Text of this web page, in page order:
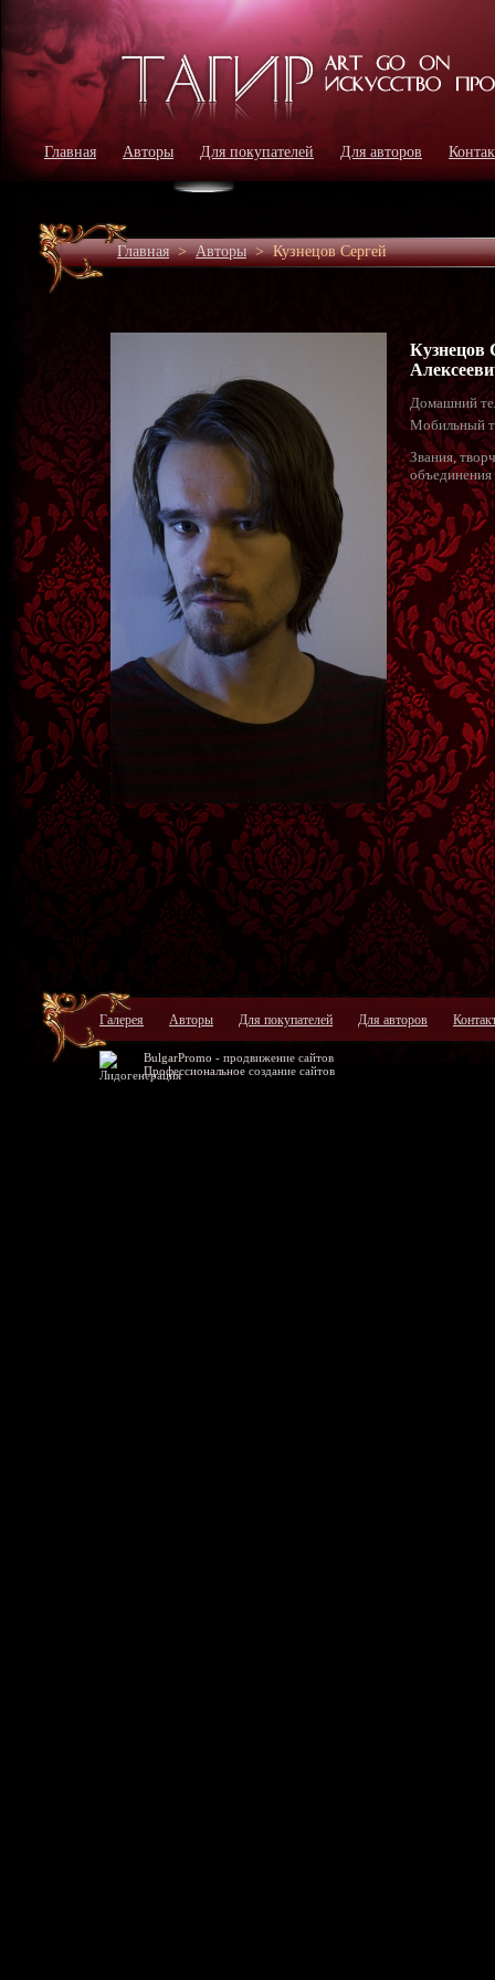
Главная Авторы Для покупателей Для авторов
Главная>Авторы>Кузнецов Сергей
Кузнецов
Домашний
Мобильный
Звания,
объединения
Галерея Авторы Для покупателей Для авторов
BulgarPromo - продвижение сайтов
Профессиональное создание сайтов